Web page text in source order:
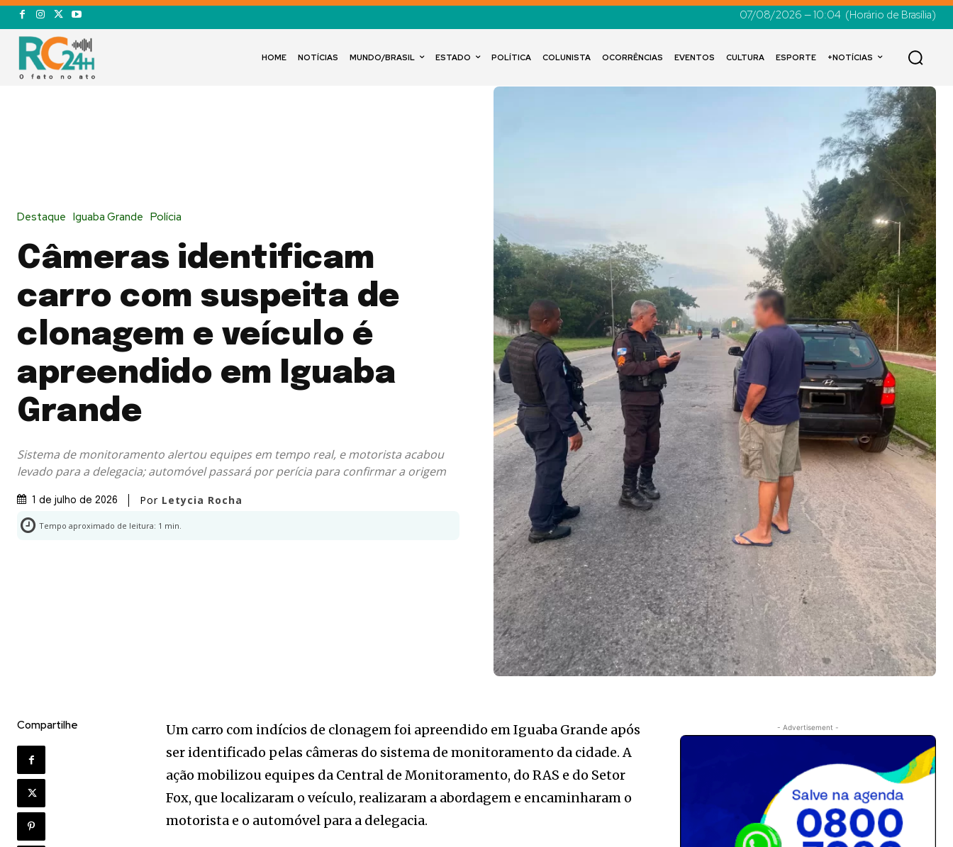
07/08/2026 — 10:04 (Horário de Brasília)
HOME NOTÍCIAS MUNDO/BRASIL ESTADO POLÍTICA COLUNISTA OCORRÊNCIAS EVENTOS CULTURA ESPORTE +NOTÍCIAS
Destaque Iguaba Grande Polícia
Câmeras identificam
carro com suspeita de
clonagem e veículo é
apreendido em Iguaba
Grande
Sistema de monitoramento alertou equipes em tempo real, e motorista acabou
levado para a delegacia; automóvel passará por perícia para confirmar a origem
1 de julho de 2026 Por Letycia Rocha
Tempo aproximado de leitura: 1 min.
Compartilhe
Um carro com indícios de clonagem foi apreendido em Iguaba Grande após
ser identificado pelas câmeras do sistema de monitoramento da cidade. A
ação mobilizou equipes da Central de Monitoramento, do RAS e do Setor
Fox, que localizaram o veículo, realizaram a abordagem e encaminharam o
motorista e o automóvel para a delegacia.
- Advertisement -